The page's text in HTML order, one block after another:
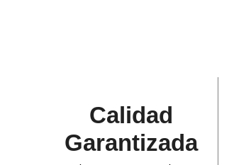
Calidad
Garantizada​